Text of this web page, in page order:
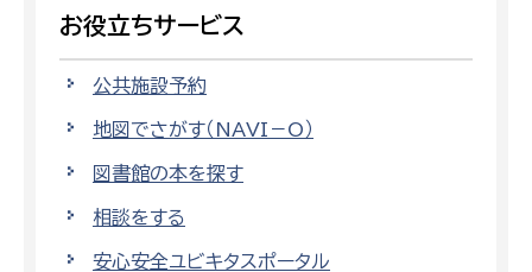
お役立ちサービス
公共施設予約
地図でさがす（NAVI－O）
図書館の本を探す
相談をする
安心安全ユビキタスポータル